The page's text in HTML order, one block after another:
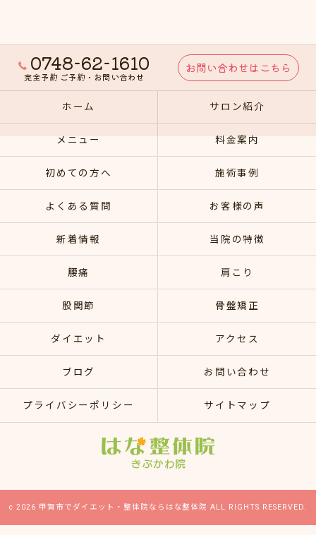
0748-62-1610
完全予約 ご予約・お問い合わせ
お問い合わせはこちら
ホーム サロン紹介
メニュー 料金案内
初めての方へ 施術事例
よくある質問 お客様の声
新着情報 当院の特徴
腰痛 肩こり
股関節 骨盤矯正
ダイエット アクセス
ブログ お問い合わせ
プライバシーポリシー サイトマップ
c 2026 甲賀市でダイエット・整体院ならはな整体院 ALL RIGHTS RESERVED.